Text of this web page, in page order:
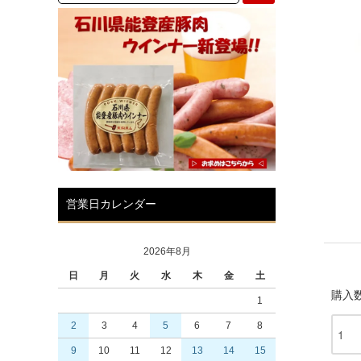
購入
営業日カレンダー
2026年8月
日 月 火 水 木 金 土
1
2 3 4 5 6 7 8
9 10 11 12 13 14 15